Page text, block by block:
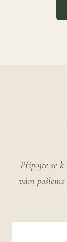
Připojte se k
vám